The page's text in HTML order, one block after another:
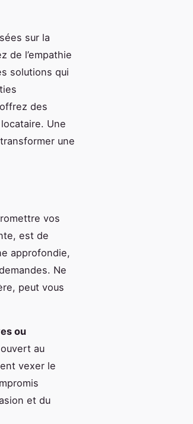
sur la
de l’empathie
solutions qui
des
Une
une
vos
est de
approfondie,
Ne
peut vous
ou
au
vexer le
et du